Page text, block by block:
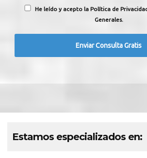
He leído y acepto la Política de
Generales.
Estamos especializados en: